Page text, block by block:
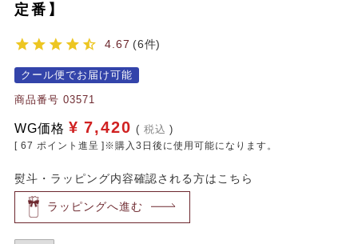
定番】
4.67 6
クール便でお届け可能
商品番号 03571
WG価格 ¥ 7,420 税込
[ 67 ポイント進呈 ]※購入3日後に使用可能になります。
熨斗・ラッピング内容確認される方はこちら
ラッピングへ進む